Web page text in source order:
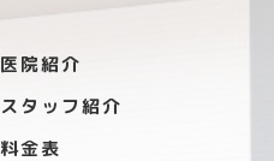
医院紹介
スタッフ紹介
料金表